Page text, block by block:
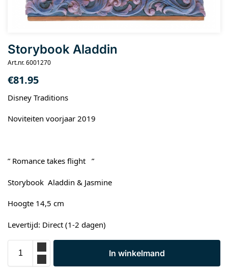
Storybook Aladdin
Art.nr. 6001270
€81.95
Disney Traditions
Noviteiten voorjaar 2019
” Romance takes flight ”
Storybook Aladdin & Jasmine
Hoogte 14,5 cm
Levertijd: Direct (1-2 dagen)
In winkelmand